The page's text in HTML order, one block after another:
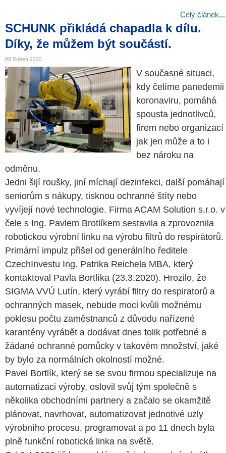
Celý článek...
SCHUNK přikládá chapadla k dílu.
Díky, že můžem být součástí.
09 Duben 2020
V současné situaci,
kdy čelíme panedemii
koronaviru, pomáhá
spousta jednotlivců,
firem nebo organizací
jak jen může a to i
bez nároku na
odměnu.
Jedni šijí roušky, jiní míchají dezinfekci, další pomáhají
seniorům s nákupy, tisknou ochranné štíty nebo
vyvíjejí nové technologie. Firma ACAM Solution s.r.o. v
čele s Ing. Pavlem Brotlíkem sestavila a zprovoznila
robotickou výrobní linku na výrobu filtrů do respirátorů.
Primární impulz přišel od generálního ředitele
CzechInvestu Ing. Patrika Reichela MBA, který
kontaktoval Pavla Bortlíka (23.3.2020). Hrozilo, že
SIGMA VVÚ Lutín, který vyrábí filtry do respiratorů a
ochranných masek, nebude moci kvůli možnému
poklesu počtu zaměstnanců z důvodu nařízené
karantény vyrábět a dodávat dnes tolik potřebné a
žádané ochranné pomůcky v takovém množství, jaké
by bylo za normálních okolností možné.
Pavel Bortlík, který se se svou firmou specializuje na
automatizaci výroby, oslovil svůj tým společně s
několika obchodními partnery a začalo se okamžitě
plánovat, navrhovat, automatizovat jednotivé uzly
výrobního procesu, programovat a po 11 dnech byla
plně funkční robotická linka na světě.